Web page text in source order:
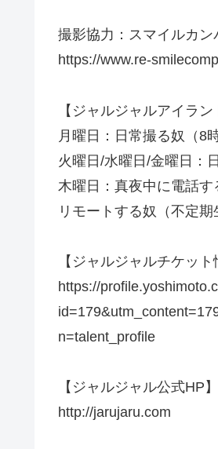
撮影協力：スマイルカン
https://www.re-
【ジャルジャルアイラ
月曜日：日常撮る奴（8
火曜日/水曜日/金曜日：
木曜日：真夜中に電話す
リモートする奴（不定期
【ジャルジャルチケット
https://
n=talent_profile
【ジャルジャル公式HP】
http://jarujaru.com